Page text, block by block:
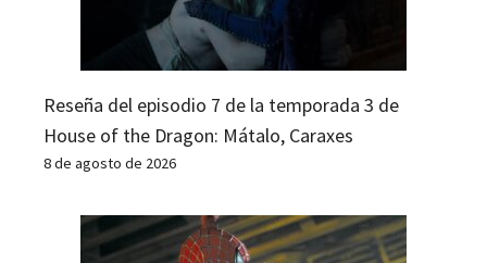
Reseña del episodio 7 de la temporada 3 de
House of the Dragon: Mátalo, Caraxes
8 de agosto de 2026